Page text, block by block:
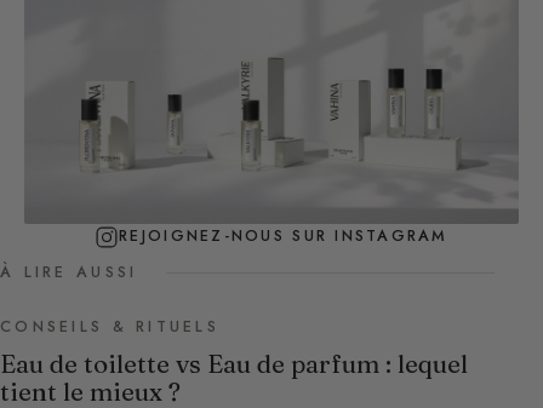
REJOIGNEZ-NOUS SUR INSTAGRAM
À LIRE AUSSI
CONSEILS & RITUELS
Eau de toilette vs Eau de parfum : lequel
tient le mieux ?